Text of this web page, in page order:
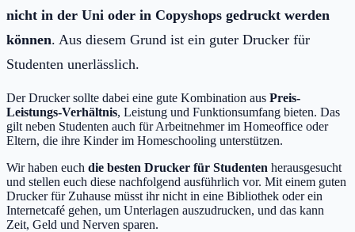
nicht in der Uni oder in Copyshops gedruckt werden
können. Aus diesem Grund ist ein guter Drucker für
Studenten unerlässlich.
Der Drucker sollte dabei eine gute Kombination aus Preis-
Leistungs-Verhältnis, Leistung und Funktionsumfang bieten. Das
gilt neben Studenten auch für Arbeitnehmer im Homeoffice oder
Eltern, die ihre Kinder im Homeschooling unterstützen.
Wir haben euch die besten Drucker für Studenten herausgesucht
und stellen euch diese nachfolgend ausführlich vor. Mit einem guten
Drucker für Zuhause müsst ihr nicht in eine Bibliothek oder ein
Internetcafé gehen, um Unterlagen auszudrucken, und das kann
Zeit, Geld und Nerven sparen.